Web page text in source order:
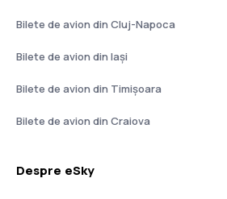
Bilete de avion din Cluj-Napoca
Bilete de avion din Iași
Bilete de avion din Timișoara
Bilete de avion din Craiova
Despre eSky